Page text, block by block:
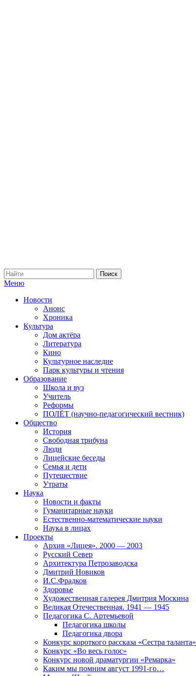
Меню
Новости
Анонс
Хроника
Культура
Дом актёра
Литература
Кино
Культурное наследие
Парк культуры и чтения
Образование
Школа и вуз
Учитель
Реформы
ПОЛЁТ (научно-педагогический вестник)
Общество
История
Свободная трибуна
Люди
Лицейские беседы
Семья и дети
Путешествие
Утраты
Наука
Новости и факты
Гуманитарные науки
Естественно-математические науки
Наука в лицах
Проекты
Архив «Лицея». 2000 — 2003
Русский Север
Архитектура Петрозаводска
Дмитрий Новиков
И.С.Фрадков
Здоровье
Художественная галерея Дмитрия Москина
Великая Отечественная. 1941 — 1945
Педагогика С. Артемьевой
Педагогика школы
Педагогика двора
Конкурс короткого рассказа «Сестра таланта»
Конкурс «Во весь голос»
Конкурс новой драматургии «Ремарка»
Каким мы помним август 1991-го…